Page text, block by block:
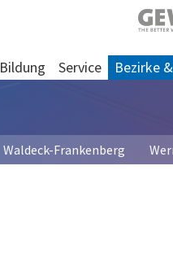
Bildung Service Bezirke
Waldeck-Frankenberg